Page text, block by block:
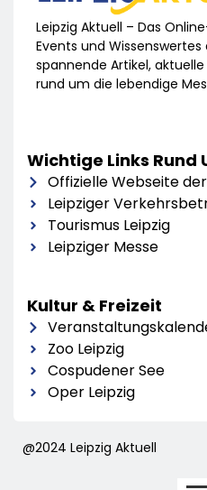
Leipzig Aktuell – Das
Events und Wissenswertes
spannende Artikel,
rund um die lebendige
Wichtige Links Rund
Offizielle Webseite
Leipziger
Tourismus Leipzig
Leipziger Messe
Kultur & Freizeit
Zoo Leipzig
Cospudener See
Oper Leipzig
@2024 Leipzig Aktuell